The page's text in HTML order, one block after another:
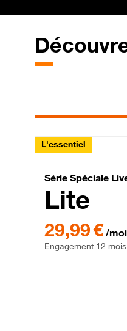
L'essentiel
Série
Série Spéciale
Lite
29,99 € par mois ,
29,99 € /
Engagement 12 mois